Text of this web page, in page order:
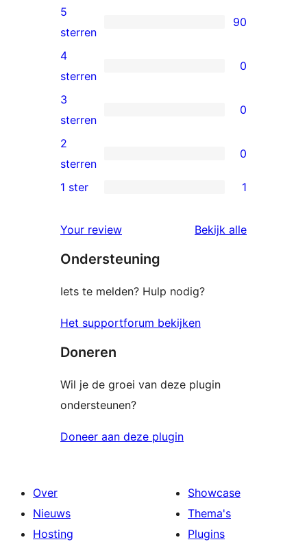
90
5
sterren
beoordelingen
5
sterren
90
0
4
sterren
beoordelingen
4
sterren
0
0
3
sterren
beoordelingen
3
sterren
0
0
2
beoordelingen
2
sterren
0
ster
beoordeling
1 ster 1
Your review Bekijk alle
Ondersteuning
Iets te melden? Hulp nodig?
Het supportforum bekijken
Doneren
Wil je de groei van deze plugin
ondersteunen?
Doneer aan deze plugin
Over
Nieuws
Hosting
Showcase
Thema's
Plugins